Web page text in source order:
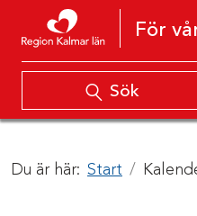
Hoppa till innehåll
För
Sök
Du är här: Start